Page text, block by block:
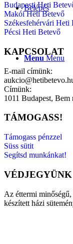
Belépés
Menu Menu
Budapesti Heti
Makói Heti Betevő
Székesfehérvári Heti
Pécsi Heti Betevő
KAPCSOLAT
E-mail címünk:
Címünk:
1011 Budapest, Bem
TÁMOGASS!
Támogass pénzzel
Süss sütit
Segítsd munkánkat!
VÉDJEGYÜNK
Az éttermi minőségű,
készített házi